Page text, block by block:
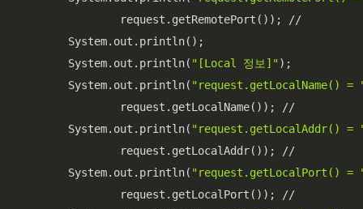
                request.getRemotePort()); //
        System.out.println();
        System.out.println(
"[Local 정보]");
        System.out.println(
"request.getLocalName() =
                request.getLocalName()); //
        System.out.println(
"request.getLocalAddr() =
                request.getLocalAddr()); //
        System.out.println(
"request.getLocalPort() =
                request.getLocalPort()); //